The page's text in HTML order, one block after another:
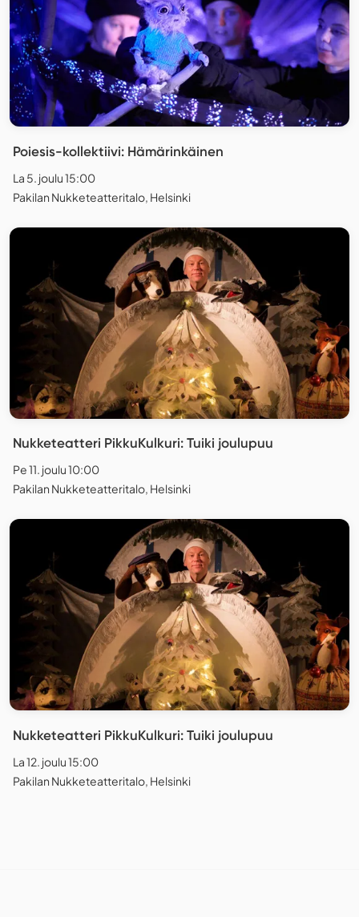
Poiesis-kollektiivi: Hämärinkäinen
La 5. joulu 15:00
Pakilan Nukketeatteritalo, Helsinki
Nukketeatteri PikkuKulkuri: Tuiki joulupuu
Pe 11. joulu 10:00
Pakilan Nukketeatteritalo, Helsinki
Nukketeatteri PikkuKulkuri: Tuiki joulupuu
La 12. joulu 15:00
Pakilan Nukketeatteritalo, Helsinki